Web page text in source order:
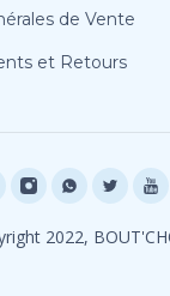
de Vente
et Retours
2022,